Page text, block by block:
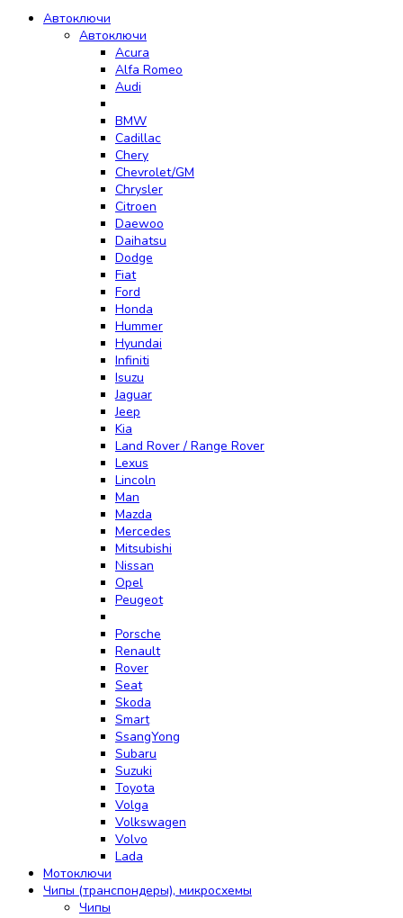
Автоключи
Автоключи
Acura
Alfa Romeo
Audi
BMW
Cadillac
Chery
Chevrolet/GM
Chrysler
Citroen
Daewoo
Daihatsu
Dodge
Fiat
Ford
Honda
Hummer
Hyundai
Infiniti
Isuzu
Jaguar
Jeep
Kia
Land Rover / Range Rover
Lexus
Lincoln
Man
Mazda
Mercedes
Mitsubishi
Nissan
Opel
Peugeot
Porsche
Renault
Rover
Seat
Skoda
Smart
SsangYong
Subaru
Suzuki
Toyota
Volga
Volkswagen
Volvo
Lada
Мотоключи
Чипы (транспондеры), микросхемы
Чипы